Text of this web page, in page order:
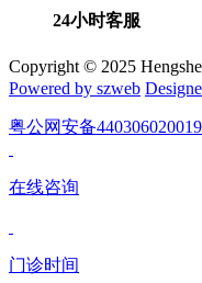
24小时客服
Copyright © 2025
Powered by szweb
粤公网安备
在线咨询
门诊时间